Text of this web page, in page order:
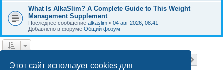
Этот сайт использует cookies для
What Is AlkaSlim? A Complete Guide to This Weight
Management Supplement
Последнее сообщение alkaslim « 04 авг 2026, 08:41
Добавлено в форуме Общий форум